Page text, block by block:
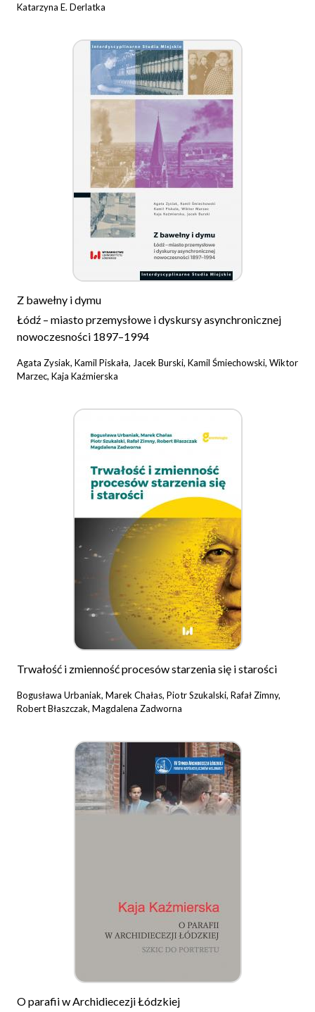
Katarzyna E. Derlatka
Z bawełny i dymu
Łódź – miasto przemysłowe i dyskursy asynchronicznej
nowoczesności 1897–1994
Agata Zysiak, Kamil Piskała, Jacek Burski, Kamil Śmiechowski, Wiktor
Marzec, Kaja Kaźmierska
Trwałość i zmienność procesów starzenia się i starości
Bogusława Urbaniak, Marek Chałas, Piotr Szukalski, Rafał Zimny,
Robert Błaszczak, Magdalena Zadworna
O parafii w Archidiecezji Łódzkiej